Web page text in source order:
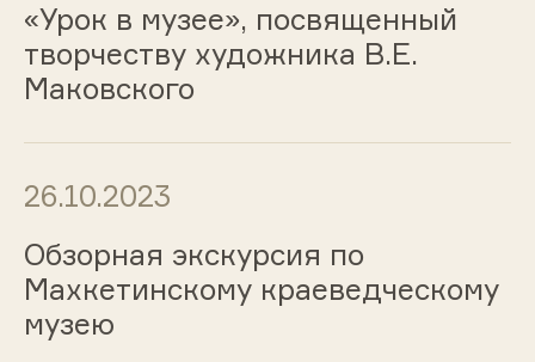
«Урок в музее», посвященный
творчеству художника В.Е.
Маковского
26.10.2023
Обзорная экскурсия по
Махкетинскому краеведческому
музею